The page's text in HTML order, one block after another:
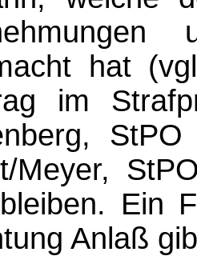
hat
im
Meyer,
Ein
Anlaß